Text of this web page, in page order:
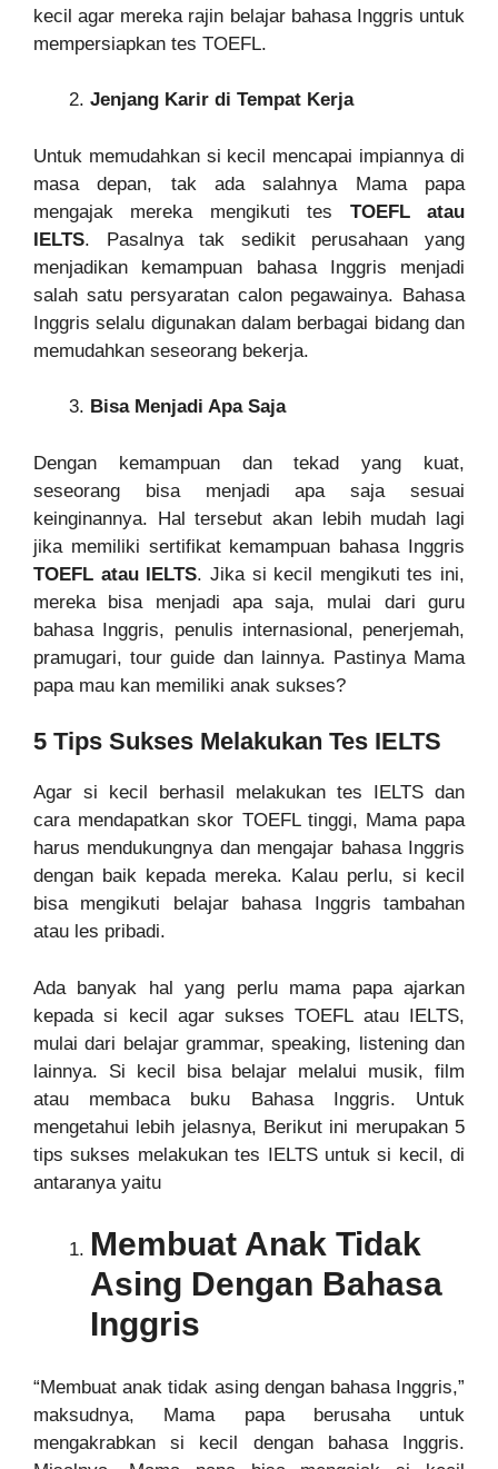
kecil agar mereka rajin belajar bahasa Inggris untuk
mempersiapkan tes TOEFL.
Jenjang Karir di Tempat Kerja
Untuk memudahkan si kecil mencapai impiannya di
masa depan, tak ada salahnya Mama papa
mengajak mereka mengikuti tes TOEFL atau
IELTS. Pasalnya tak sedikit perusahaan yang
menjadikan kemampuan bahasa Inggris menjadi
salah satu persyaratan calon pegawainya. Bahasa
Inggris selalu digunakan dalam berbagai bidang dan
memudahkan seseorang bekerja.
Bisa Menjadi Apa Saja
Dengan kemampuan dan tekad yang kuat,
seseorang bisa menjadi apa saja sesuai
keinginannya. Hal tersebut akan lebih mudah lagi
jika memiliki sertifikat kemampuan bahasa Inggris
TOEFL atau IELTS. Jika si kecil mengikuti tes ini,
mereka bisa menjadi apa saja, mulai dari guru
bahasa Inggris, penulis internasional, penerjemah,
pramugari, tour guide dan lainnya. Pastinya Mama
papa mau kan memiliki anak sukses?
5 Tips Sukses Melakukan Tes IELTS
Agar si kecil berhasil melakukan tes IELTS dan
cara mendapatkan skor TOEFL tinggi, Mama papa
harus mendukungnya dan mengajar bahasa Inggris
dengan baik kepada mereka. Kalau perlu, si kecil
bisa mengikuti belajar bahasa Inggris tambahan
atau les pribadi.
Ada banyak hal yang perlu mama papa ajarkan
kepada si kecil agar sukses TOEFL atau IELTS,
mulai dari belajar grammar, speaking, listening dan
lainnya. Si kecil bisa belajar melalui musik, film
atau membaca buku Bahasa Inggris. Untuk
mengetahui lebih jelasnya, Berikut ini merupakan 5
tips sukses melakukan tes IELTS untuk si kecil, di
antaranya yaitu
Membuat Anak Tidak
Asing Dengan Bahasa
Inggris
“Membuat anak tidak asing dengan bahasa Inggris,”
maksudnya, Mama papa berusaha untuk
mengakrabkan si kecil dengan bahasa Inggris.